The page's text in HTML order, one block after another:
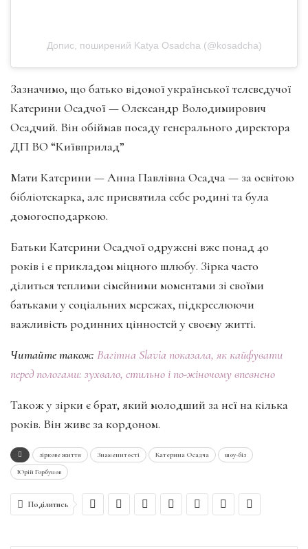
Допис, поширений Katya Osadcha (@kosadcha)
Зазначимо, що батько відомої української телеведучої
Катерини Осадчої — Олександр Володимирович
Осадчий. Він обіймав посаду генерального директора
ДП ВО “Київприлад”
Мати Катерини — Анна Павлівна Осадча — за освітою
бібліотекарка, але присвятила себе родині та була
домогосподаркою.
Батьки Катерини Осадчої одружені вже понад 40
років і є прикладом міцного шлюбу. Зірка часто
ділиться теплими сімейними моментами зі своїми
батьками у соціальних мережах, підкреслюючи
важливість родинних цінностей у своєму житті.
Читайте також: Вагітна Slavia показала, як кайфувати
перед пологами: зухвало, стильно і по-жіночому впевнено
Також у зірки є брат, який молодший за неї на кілька
років. Він живе за кордоном.
зіркове життя Знаменитості Катерина Осадча шоу-біз
Юрій Горбунов
Поділитись